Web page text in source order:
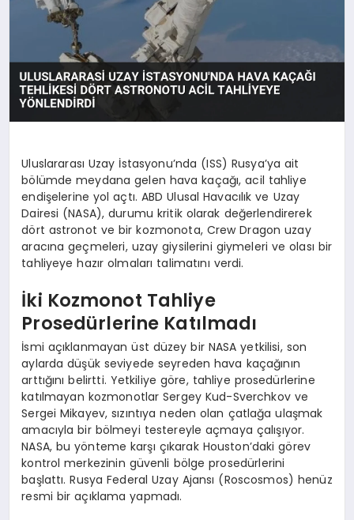
Uluslararası Uzay İstasyonu’nda (ISS) Rusya’ya ait
bölümde meydana gelen hava kaçağı, acil tahliye
endişelerine yol açtı. ABD Ulusal Havacılık ve Uzay
Dairesi (NASA), durumu kritik olarak değerlendirerek
dört astronot ve bir kozmonota, Crew Dragon uzay
aracına geçmeleri, uzay giysilerini giymeleri ve olası bir
tahliyeye hazır olmaları talimatını verdi.
İki Kozmonot Tahliye
Prosedürlerine Katılmadı
İsmi açıklanmayan üst düzey bir NASA yetkilisi, son
aylarda düşük seviyede seyreden hava kaçağının
arttığını belirtti. Yetkiliye göre, tahliye prosedürlerine
katılmayan kozmonotlar Sergey Kud-Sverchkov ve
Sergei Mikayev, sızıntıya neden olan çatlağa ulaşmak
amacıyla bir bölmeyi testereyle açmaya çalışıyor.
NASA, bu yönteme karşı çıkarak Houston’daki görev
kontrol merkezinin güvenli bölge prosedürlerini
başlattı. Rusya Federal Uzay Ajansı (Roscosmos) henüz
resmi bir açıklama yapmadı.